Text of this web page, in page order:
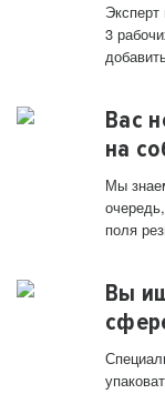
3
Вас
на
Мы
поля
Вы